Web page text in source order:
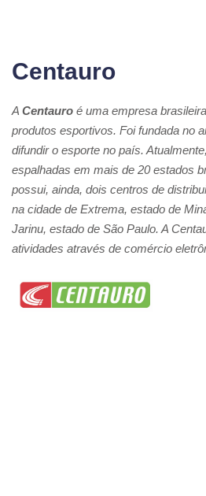
Centauro
A Centauro é uma empresa
produtos esportivos. Foi fundada no
difundir o esporte no país.
espalhadas em mais de 20 estados
possui, ainda, dois centros de
na cidade de Extrema, estado de
Jarinu, estado de São Paulo. A
atividades através de comércio